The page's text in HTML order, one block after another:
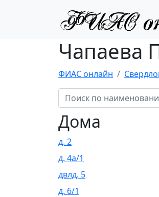
Чапаева
ФИАС онлайн
Дома
д. 2
д. 4а/1
двлд. 5
д. 6/1